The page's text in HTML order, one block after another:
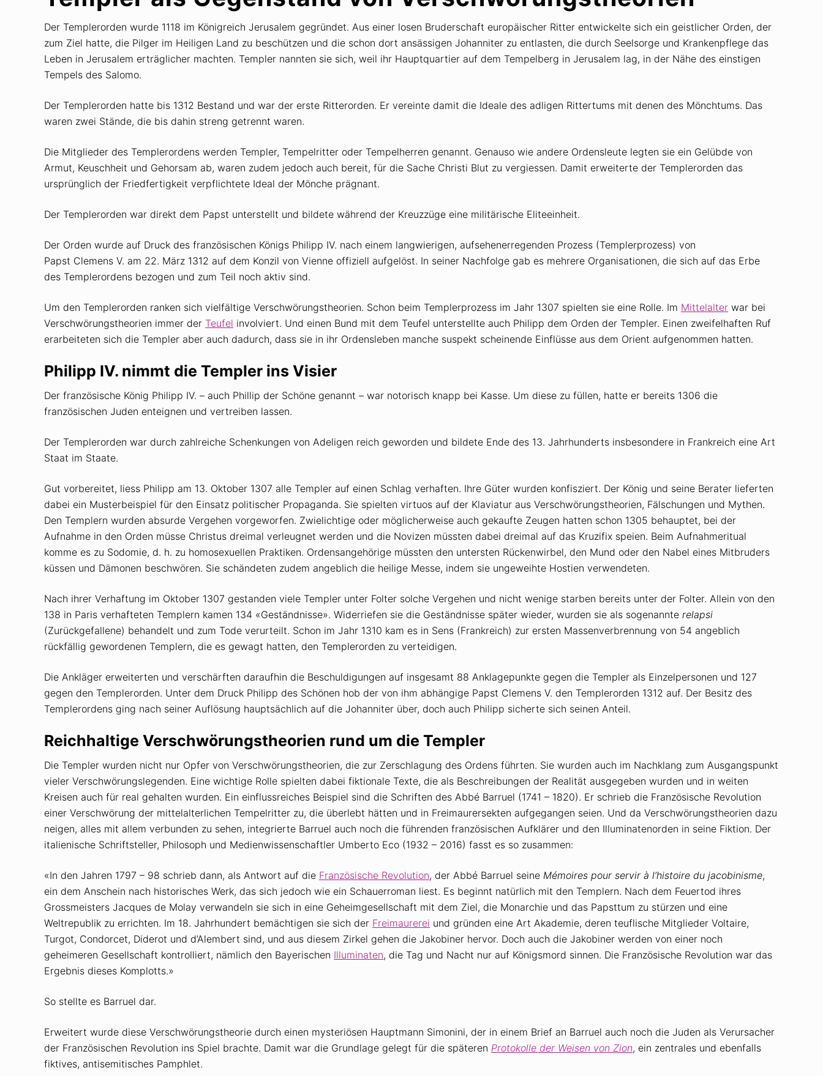
Der Templerorden wurde 1118 im Königreich Jerusalem gegründet. Aus einer losen Bruderschaft europäischer Ritter entwickelte sich ein geistlicher Orden, der
zum Ziel hatte, die Pilger im Heiligen Land zu beschützen und die schon dort ansässigen Johanniter zu entlasten, die durch Seelsorge und Krankenpflege das
Leben in Jerusalem erträglicher machten. Templer nannten sie sich, weil ihr Hauptquartier auf dem Tempelberg in Jerusalem lag, in der Nähe des einstigen
Tempels des Salomo.
Der Templerorden hatte bis 1312 Bestand und war der erste Ritterorden. Er vereinte damit die Ideale des adligen Rittertums mit denen des Mönchtums. Das
waren zwei Stände, die bis dahin streng getrennt waren.
Die Mitglieder des Templerordens werden Templer, Tempelritter oder Tempelherren genannt. Genauso wie andere Ordensleute legten sie ein Gelübde von
Armut, Keuschheit und Gehorsam ab, waren zudem jedoch auch bereit, für die Sache Christi Blut zu vergiessen. Damit erweiterte der Templerorden das
ursprünglich der Friedfertigkeit verpflichtete Ideal der Mönche prägnant.
Der Templerorden war direkt dem Papst unterstellt und bildete während der Kreuzzüge eine militärische Eliteeinheit.
Der Orden wurde auf Druck des französischen Königs Philipp IV. nach einem langwierigen, aufsehenerregenden Prozess (Templerprozess) von
Papst Clemens V. am 22. März 1312 auf dem Konzil von Vienne offiziell aufgelöst. In seiner Nachfolge gab es mehrere Organisationen, die sich auf das Erbe
des Templerordens bezogen und zum Teil noch aktiv sind.
Um den Templerorden ranken sich vielfältige Verschwörungstheorien. Schon beim Templerprozess im Jahr 1307 spielten sie eine Rolle. Im Mittelalter war bei
Verschwörungstheorien immer der Teufel involviert. Und einen Bund mit dem Teufel unterstellte auch Philipp dem Orden der Templer. Einen zweifelhaften Ruf
erarbeiteten sich die Templer aber auch dadurch, dass sie in ihr Ordensleben manche suspekt scheinende Einflüsse aus dem Orient aufgenommen hatten.
Philipp IV. nimmt die Templer ins Visier
Der französische König Philipp IV. – auch Phillip der Schöne genannt – war notorisch knapp bei Kasse. Um diese zu füllen, hatte er bereits 1306 die
französischen Juden enteignen und vertreiben lassen.
Der Templerorden war durch zahlreiche Schenkungen von Adeligen reich geworden und bildete Ende des 13. Jahrhunderts insbesondere in Frankreich eine Art
Staat im Staate.
Gut vorbereitet, liess Philipp am 13. Oktober 1307 alle Templer auf einen Schlag verhaften. Ihre Güter wurden konfisziert. Der König und seine Berater lieferten
dabei ein Musterbeispiel für den Einsatz politischer Propaganda. Sie spielten virtuos auf der Klaviatur aus Verschwörungstheorien, Fälschungen und Mythen.
Den Templern wurden absurde Vergehen vorgeworfen. Zwielichtige oder möglicherweise auch gekaufte Zeugen hatten schon 1305 behauptet, bei der
Aufnahme in den Orden müsse Christus dreimal verleugnet werden und die Novizen müssten dabei dreimal auf das Kruzifix speien. Beim Aufnahmeritual
komme es zu Sodomie, d. h. zu homosexuellen Praktiken. Ordensangehörige müssten den untersten Rückenwirbel, den Mund oder den Nabel eines Mitbruders
küssen und Dämonen beschwören. Sie schändeten zudem angeblich die heilige Messe, indem sie ungeweihte Hostien verwendeten.
Nach ihrer Verhaftung im Oktober 1307 gestanden viele Templer unter Folter solche Vergehen und nicht wenige starben bereits unter der Folter. Allein von den
138 in Paris verhafteten Templern kamen 134 «Geständnisse». Widerriefen sie die Geständnisse später wieder, wurden sie als sogenannte relapsi
(Zurückgefallene) behandelt und zum Tode verurteilt. Schon im Jahr 1310 kam es in Sens (Frankreich) zur ersten Massenverbrennung von 54 angeblich
rückfällig gewordenen Templern, die es gewagt hatten, den Templerorden zu verteidigen.
Die Ankläger erweiterten und verschärften daraufhin die Beschuldigungen auf insgesamt 88 Anklagepunkte gegen die Templer als Einzelpersonen und 127
gegen den Templerorden. Unter dem Druck Philipp des Schönen hob der von ihm abhängige Papst Clemens V. den Templerorden 1312 auf. Der Besitz des
Templerordens ging nach seiner Auflösung hauptsächlich auf die Johanniter über, doch auch Philipp sicherte sich seinen Anteil.
Reichhaltige Verschwörungstheorien rund um die Templer
Die Templer wurden nicht nur Opfer von Verschwörungstheorien, die zur Zerschlagung des Ordens führten. Sie wurden auch im Nachklang zum Ausgangspunkt
vieler Verschwörungslegenden. Eine wichtige Rolle spielten dabei fiktionale Texte, die als Beschreibungen der Realität ausgegeben wurden und in weiten
Kreisen auch für real gehalten wurden. Ein einflussreiches Beispiel sind die Schriften des Abbé Barruel (1741 – 1820). Er schrieb die Französische Revolution
einer Verschwörung der mittelalterlichen Tempelritter zu, die überlebt hätten und in Freimaurersekten aufgegangen seien. Und da Verschwörungstheorien dazu
neigen, alles mit allem verbunden zu sehen, integrierte Barruel auch noch die führenden französischen Aufklärer und den Illuminatenorden in seine Fiktion. Der
italienische Schriftsteller, Philosoph und Medienwissenschaftler Umberto Eco (1932 – 2016) fasst es so zusammen:
«In den Jahren 1797 – 98 schrieb dann, als Antwort auf die Französische Revolution, der Abbé Barruel seine Mémoires pour servir à l’histoire du jacobinisme,
ein dem Anschein nach historisches Werk, das sich jedoch wie ein Schauerroman liest. Es beginnt natürlich mit den Templern. Nach dem Feuertod ihres
Grossmeisters Jacques de Molay verwandeln sie sich in eine Geheimgesellschaft mit dem Ziel, die Monarchie und das Papsttum zu stürzen und eine
Weltrepublik zu errichten. Im 18. Jahrhundert bemächtigen sie sich der Freimaurerei und gründen eine Art Akademie, deren teuflische Mitglieder Voltaire,
Turgot, Condorcet, Diderot und d’Alembert sind, und aus diesem Zirkel gehen die Jakobiner hervor. Doch auch die Jakobiner werden von einer noch
geheimeren Gesellschaft kontrolliert, nämlich den Bayerischen Illuminaten, die Tag und Nacht nur auf Königsmord sinnen. Die Französische Revolution war das
Ergebnis dieses Komplotts.»
So stellte es Barruel dar.
Erweitert wurde diese Verschwörungstheorie durch einen mysteriösen Hauptmann Simonini, der in einem Brief an Barruel auch noch die Juden als Verursacher
der Französischen Revolution ins Spiel brachte. Damit war die Grundlage gelegt für die späteren Protokolle der Weisen von Zion, ein zentrales und ebenfalls
fiktives, antisemitisches Pamphlet.